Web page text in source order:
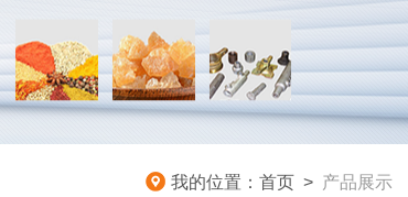
我的位置： 首页 > 产品展示